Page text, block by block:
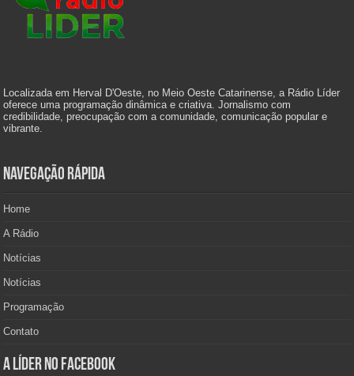
Localizada em Herval D'Oeste, no Meio Oeste Catarinense, a Rádio Líder
oferece uma programação dinâmica e criativa. Jornalismo com
credibilidade, preocupação com a comunidade, comunicação popular e
vibrante.
Navegação Rápida
Home
A Rádio
Notícias
Notícias
Programação
Contato
A Líder no Facebook